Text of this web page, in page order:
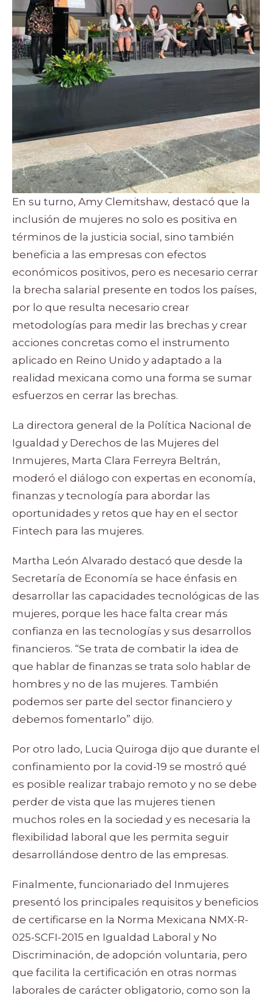
En su turno, Amy Clemitshaw, destacó que la
inclusión de mujeres no solo es positiva en
términos de la justicia social, sino también
beneficia a las empresas con efectos
económicos positivos, pero es necesario cerrar
la brecha salarial presente en todos los países,
por lo que resulta necesario crear
metodologías para medir las brechas y crear
acciones concretas como el instrumento
aplicado en Reino Unido y adaptado a la
realidad mexicana como una forma se sumar
esfuerzos en cerrar las brechas.
La directora general de la Política Nacional de
Igualdad y Derechos de las Mujeres del
Inmujeres, Marta Clara Ferreyra Beltrán,
moderó el diálogo con expertas en economía,
finanzas y tecnología para abordar las
oportunidades y retos que hay en el sector
Fintech para las mujeres.
Martha León Alvarado destacó que desde la
Secretaría de Economía se hace énfasis en
desarrollar las capacidades tecnológicas de las
mujeres, porque les hace falta crear más
confianza en las tecnologías y sus desarrollos
financieros. “Se trata de combatir la idea de
que hablar de finanzas se trata solo hablar de
hombres y no de las mujeres. También
podemos ser parte del sector financiero y
debemos fomentarlo” dijo.
Por otro lado, Lucia Quiroga dijo que durante el
confinamiento por la covid-19 se mostró qué
es posible realizar trabajo remoto y no se debe
perder de vista que las mujeres tienen
muchos roles en la sociedad y es necesaria la
flexibilidad laboral que les permita seguir
desarrollándose dentro de las empresas.
Finalmente, funcionariado del Inmujeres
presentó los principales requisitos y beneficios
de certificarse en la Norma Mexicana NMX-R-
025-SCFI-2015 en Igualdad Laboral y No
Discriminación, de adopción voluntaria, pero
que facilita la certificación en otras normas
laborales de carácter obligatorio, como son la